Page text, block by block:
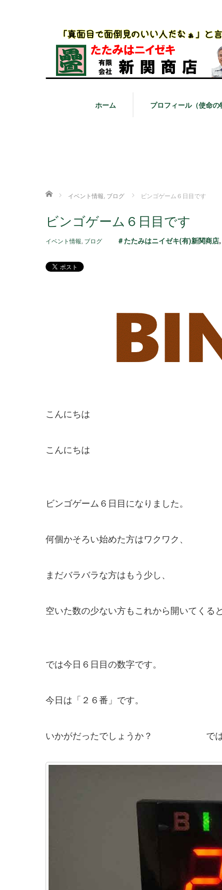
ホーム プロフィール（使命の
ホーム イベント情報, ブログ ビンゴゲーム６日目です
ビンゴゲーム６日目です
イベント情報, ブログ ＃たたみはニイゼキ(有)新関商店
こんにちは
こんにちは
ビンゴゲーム６日目になりました。
何個かそろい始めた方はワクワク、
まだバラバラな方はもう少し、
空いた数の少ない方もこれから開いてくる
では今日６日目の数字です。
今日は「２６番」です。
いかがだったでしょうか？ ではま